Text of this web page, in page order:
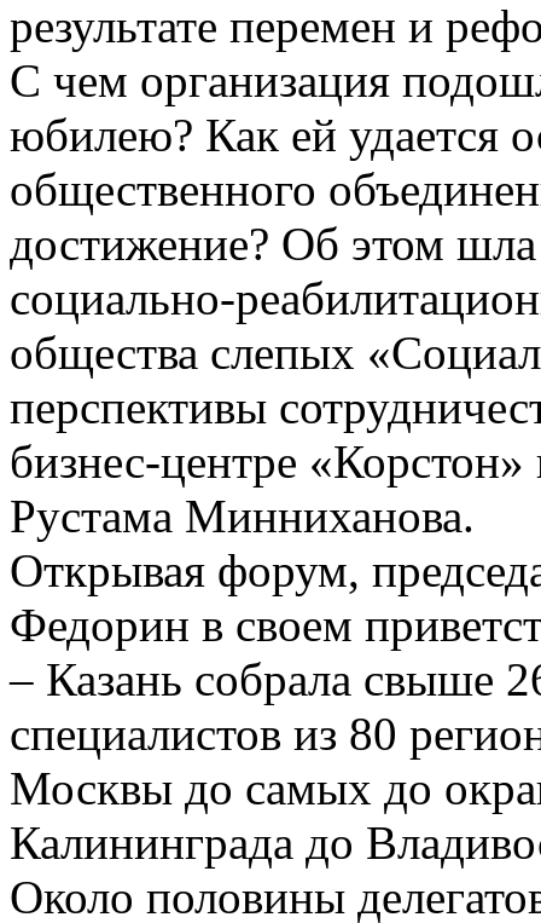
результате перемен и
С чем организация
юбилею? Как ей удается
общественного
достижение? Об этом
социально-
общества слепых
перспективы
бизнес-центре
Рустама Минниханова.
Открывая форум,
Федорин в своем
– Казань собрала свыше
специалистов из 80
Москвы до самых до
Калининграда до
Около половины